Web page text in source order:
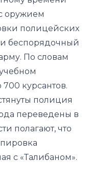
оружием
полицейских
беспорядочный
По словам
курсантов.
полиция
переведены в
полагают, что
с «Талибаном».